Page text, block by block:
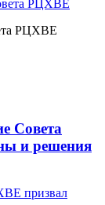
РЦХВЕ
Совета
и решения